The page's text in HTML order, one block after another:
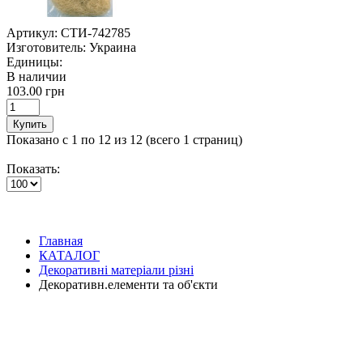
Артикул: СТИ-742785
Изготовитель: Украина
Единицы:
В наличии
103.00 грн
Купить
Показано с 1 по 12 из 12 (всего 1 страниц)
Показать:
Главная
КАТАЛОГ
Декоративні матеріали різні
Декоративн.елементи та об'єкти